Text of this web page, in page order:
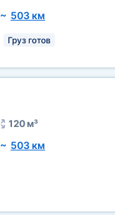
~ 503 км
Груз готов
120 м³
~ 503 км